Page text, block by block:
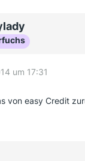
um 17:31
von easy Credit